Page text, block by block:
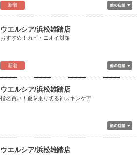
新着
新着
ウエルシア/浜松雄踏店
おすすめ！カビ・ニオイ対策
ウエルシア/浜松雄踏店
指名買い！夏を乗り切る神スキンケア
ウエルシア/浜松雄踏店